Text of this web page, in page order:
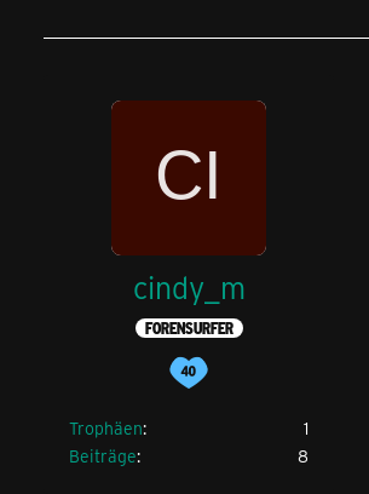
cindy_m
FORENSURFER
Trophäen
1
Beiträge
8